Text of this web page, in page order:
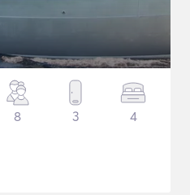
8 3 4